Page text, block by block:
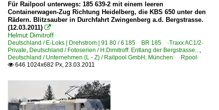
Für Railpool unterwegs: 185 639-2 mit einem leeren
Containerwagen-Zug Richtung Heidelberg, die KBS 650 unter den
Rädern. Blitzsauber in Durchfahrt Zwingenberg a.d. Bergstrasse.
(12.03.2011) 
Helmut Dimitroff
Deutschland / E-Loks | Drehstrom | 91 80 / 6 185 BR 185 ·Traxx AC1/2·
Private, Deutschland / Fotoserien / H.Dimitroff: Entlang der Bergstrasse...,
Deutschland / Unternehmen (L - Z) / Railpool GmbH, München ·Rpool·
 646 1024x682 Px, 23.03.2011